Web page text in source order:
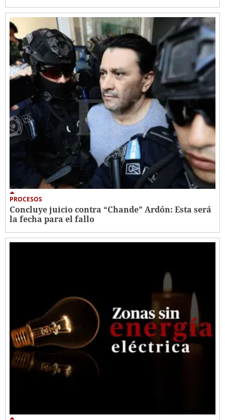
PROCESOS
Concluye juicio contra “Chande” Ardón: Esta será
la fecha para el fallo